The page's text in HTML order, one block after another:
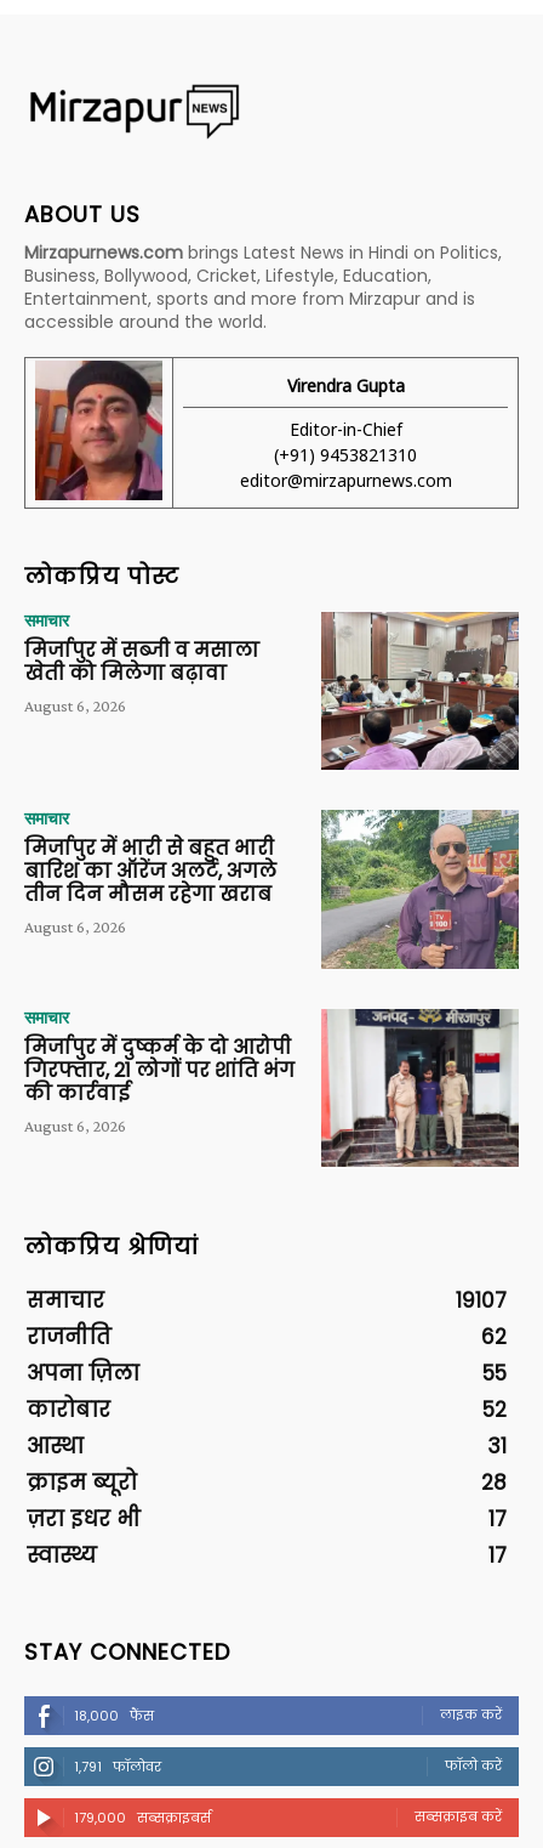
ABOUT US
Mirzapurnews.com brings Latest News in Hindi on Politics,
Business, Bollywood, Cricket, Lifestyle, Education,
Entertainment, sports and more from Mirzapur and is
accessible around the world.
Virendra Gupta
Editor-in-Chief
(+91) 9453821310
editor@mirzapurnews.com
लोकप्रिय पोस्ट
समाचार
मिर्जापुर में सब्जी व मसाला
खेती को मिलेगा बढ़ावा
August 6, 2026
समाचार
मिर्जापुर में भारी से बहुत भारी
बारिश का ऑरेंज अलर्ट, अगले
तीन दिन मौसम रहेगा खराब
August 6, 2026
समाचार
मिर्जापुर में दुष्कर्म के दो आरोपी
गिरफ्तार, 21 लोगों पर शांति भंग
की कार्रवाई
August 6, 2026
लोकप्रिय श्रेणियां
समाचार
19107
राजनीति
62
अपना ज़िला
55
कारोबार
52
आस्था
31
क्राइम ब्यूरो
28
ज़रा इधर भी
17
स्वास्थ्य
17
STAY CONNECTED
18,000 फैंस लाइक करें
1,791 फॉलोवर फॉलो करें
179,000 सब्सक्राइबर्स सब्सक्राइब करें